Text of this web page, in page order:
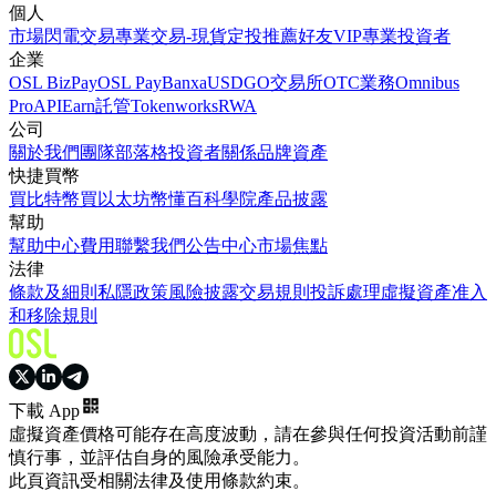
個人
市場閃電交易專業交易-現貨定投推薦好友VIP專業投資者
企業
OSL BizPayOSL PayBanxaUSDGO交易所OTC業務Omnibus
ProAPIEarn託管TokenworksRWA
公司
關於我們 團隊部落格投資者關係品牌資產
快捷買幣
買比特幣買以太坊幣懂百科學院產品披露
幫助
幫助中心費用聯繫我們公告中心市場焦點
法律
條款及細則 私隱政策風險披露交易規則 投訴處理虛擬資產准入
和移除規則
下載 App
虛擬資產價格可能存在高度波動，請在參與任何投資活動前謹
慎行事，並評估自身的風險承受能力。
此頁資訊受相關法律及使用條款約束。